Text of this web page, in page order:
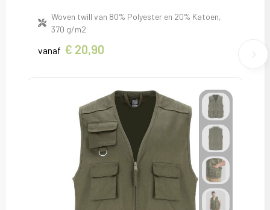
Woven twill van 80% Polyester en 20% Katoen,
370 g/m2
vanaf € 20,90